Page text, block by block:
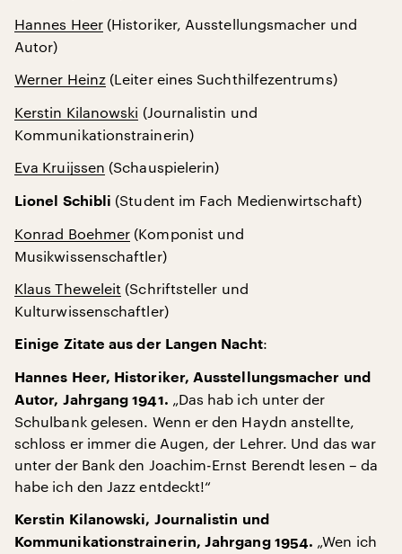
Hannes Heer (Historiker, Ausstellungsmacher und
Autor)
Werner Heinz (Leiter eines Suchthilfezentrums)
Kerstin Kilanowski (Journalistin und
Kommunikationstrainerin)
Eva Kruijssen (Schauspielerin)
Lionel Schibli (Student im Fach Medienwirtschaft)
Konrad Boehmer (Komponist und
Musikwissenschaftler)
Klaus Theweleit (Schriftsteller und
Kulturwissenschaftler)
Einige Zitate aus der Langen Nacht:
Hannes Heer, Historiker, Ausstellungsmacher und
Autor, Jahrgang 1941. „Das hab ich unter der
Schulbank gelesen. Wenn er den Haydn anstellte,
schloss er immer die Augen, der Lehrer. Und das war
unter der Bank den Joachim-Ernst Berendt lesen – da
habe ich den Jazz entdeckt!“
Kerstin Kilanowski, Journalistin und
Kommunikationstrainerin, Jahrgang 1954. „Wen ich